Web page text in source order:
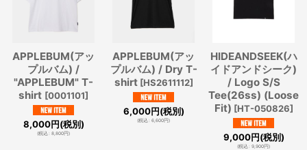
APPLEBUM(アッ
プルバム) /
"APPLEBUM" T-
shirt [0001101]
8,000円(税別)
(税込: 8,800円)
APPLEBUM(アッ
プルバム) / Dry T-
shirt [HS2611112]
6,000円(税別)
(税込: 6,600円)
HIDEANDSEEK(ハ
イドアンドシーク)
/ Logo S/S
Tee(26ss) (Loose
Fit) [HT-050826]
9,000円(税別)
(税込: 9,900円)